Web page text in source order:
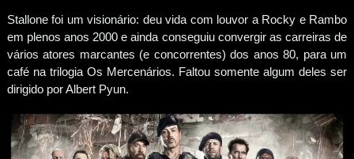
Stallone foi um visionário: deu vida com louvor a Rocky e Rambo
em plenos anos 2000 e ainda conseguiu convergir as carreiras de
vários atores marcantes (e concorrentes) dos anos 80, para um
café na trilogia Os Mercenários. Faltou somente algum deles ser
dirigido por Albert Pyun.